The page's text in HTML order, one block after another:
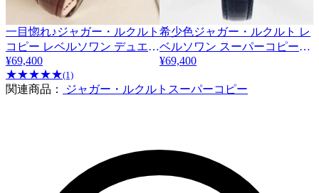
一目惚れ♪ジャガー・ルクルト
コピー レベルソワン デュエッ
ト Q3342520
¥69,400
★★★★★(1)
希少色ジャガー・ルクルト レ
ベルソワン スーパーコピー
Q3288420
¥69,400
関連商品： ジャガー・ルクルトスーパーコピー